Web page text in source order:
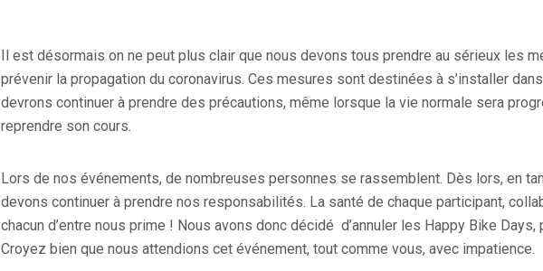
Il est désormais on ne peut plus clair que nous devons tous prendre au sérieux les
prévenir la propagation du coronavirus. Ces mesures sont destinées à s’installer
devrons continuer à prendre des précautions, même lorsque la vie normale sera
reprendre son cours.
Lors de nos événements, de nombreuses personnes se rassemblent. Dès lors, en
devons continuer à prendre nos responsabilités. La santé de chaque participant,
chacun d’entre nous prime ! Nous avons donc décidé d’annuler les Happy Bike Days,
Croyez bien que nous attendions cet événement, tout comme vous, avec impatience.